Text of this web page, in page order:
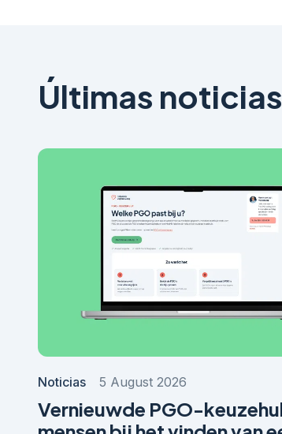
Últimas noticias
Noticias 5 August 2026
Vernieuwde PGO-